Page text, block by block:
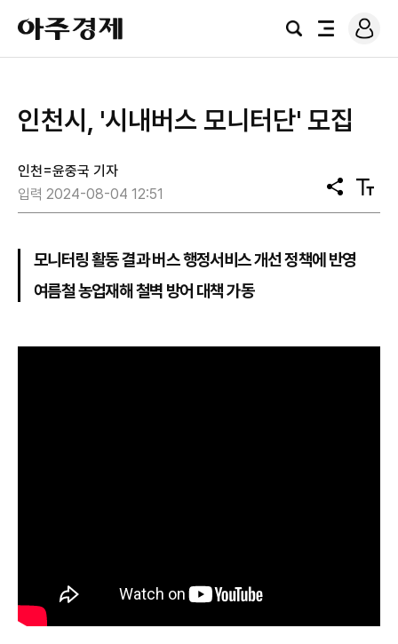
아
주
경
검
전
로
그
인천시, '시내버스 모니터단' 모집
인천=윤중국 기자
입력 2024-08-04 12:51
공
유
텍
스
모니터링 활동 결과 버스 행정서비스 개선 정책에 반영
여름철 농업재해 철벽 방어 대책 가동